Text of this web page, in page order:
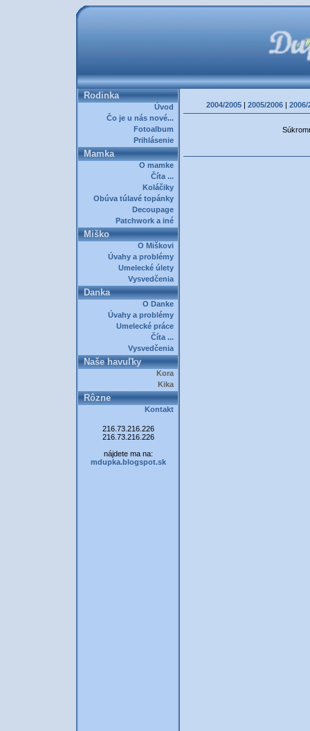
Rodinka
Úvod
Čo je u nás nové...
Fotoalbum
Prihlásenie
Mamka
O mamke
Číta ...
Koláčiky
Obúva túlavé topánky
Decoupage
Patchwork a iné
Miško
O Miškovi
Úvahy a problémy
Umelecké úlety
Vysvedčenia
Danka
O Danke
Úvahy a problémy
Umelecké práce
Číta ...
Vysvedčenia
Naše havuľky
Kora
Kika
Rôzne
Kontakt
216.73.216.226
216.73.216.226
nájdete ma na:
mdupka.blogspot.sk
2004/2005 | 2005/2006 | 2006/